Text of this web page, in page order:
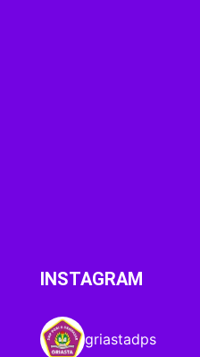
INSTAGRAM
griastadps